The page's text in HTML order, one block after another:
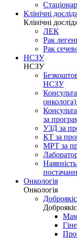
Стаціонар
Клінічні
Клінічні
ЛЕК
Рак
Рак
НСЗУ
НСЗУ
НСЗУ
за
УЗД за
КТ за
МРТ за
Онкологія
Онкологія